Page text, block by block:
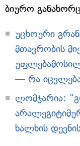
ბიურო
უცხოური
მთავრობის
— რა იცვლება
ლომჯარია:
ხალხის